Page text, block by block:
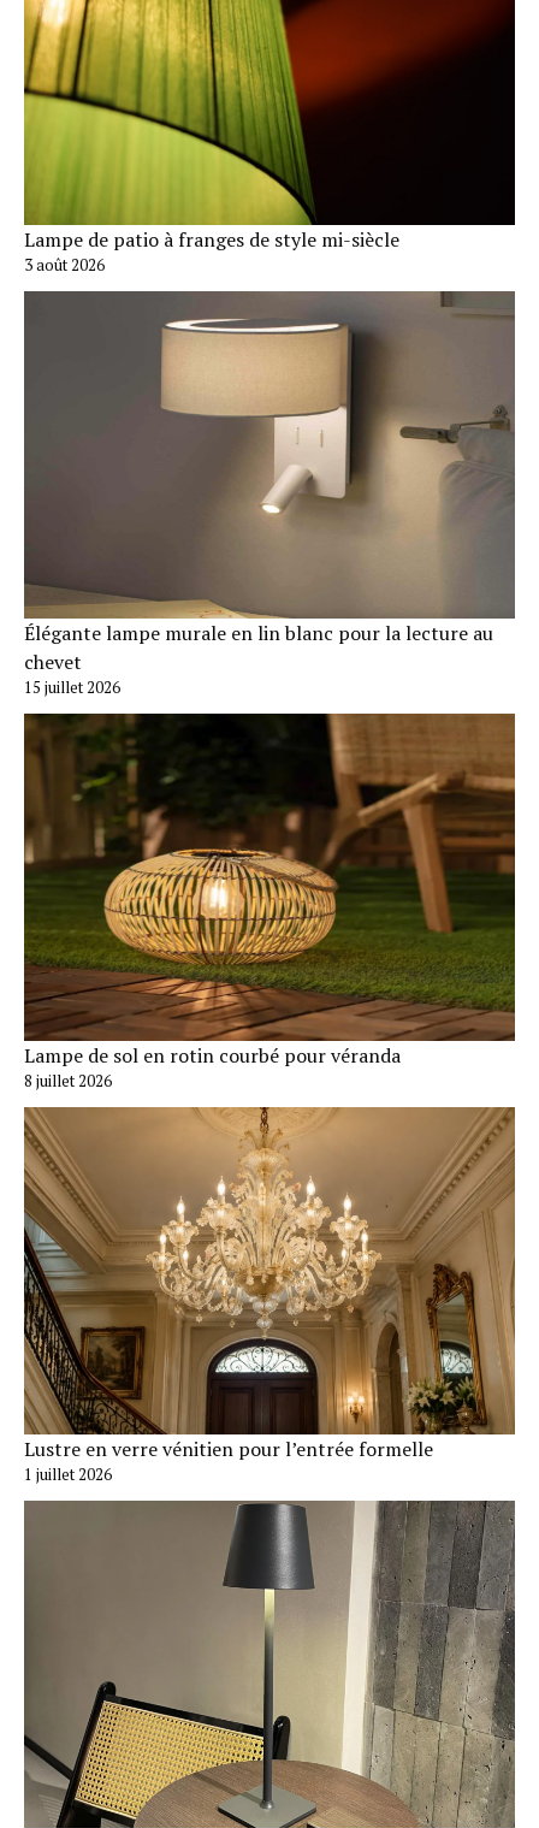
Lampe de patio à franges de style mi-siècle
3 août 2026
Élégante lampe murale en lin blanc pour la lecture au
chevet
15 juillet 2026
Lampe de sol en rotin courbé pour véranda
8 juillet 2026
Lustre en verre vénitien pour l’entrée formelle
1 juillet 2026